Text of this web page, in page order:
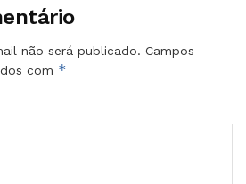
não será publicado. Campos
com *